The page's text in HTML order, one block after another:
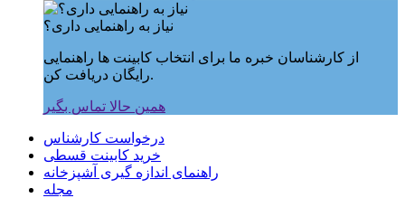
نیاز به راهنمایی داری؟
از کارشناسان خبره ما برای انتخاب کابینت ها راهنمایی
رایگان دریافت کن.
همین حالا تماس بگیر
درخواست کارشناس
خرید کابینت قسطی
راهنمای اندازه گیری آشپزخانه
مجله